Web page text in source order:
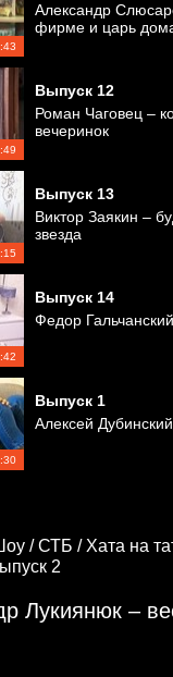
Александр
фирме и царь
Выпуск 12
Роман Чаговец –
вечеринок
Выпуск 13
Виктор Заякин –
звезда
Выпуск 14
Федор
Выпуск 1
Алексей
/СТБ / Хата на
2
Лукиянюк –